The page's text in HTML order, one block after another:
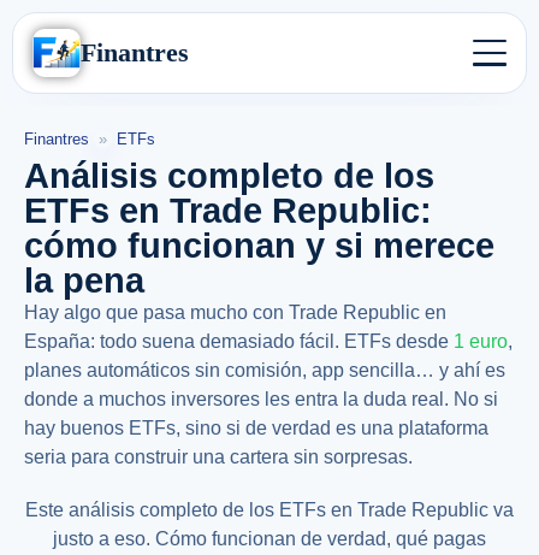
Finantres
Finantres » ETFs
Análisis completo de los
ETFs en Trade Republic:
cómo funcionan y si merece
la pena
Hay algo que pasa mucho con Trade Republic en
España: todo suena demasiado fácil. ETFs desde 1 euro,
planes automáticos sin comisión, app sencilla… y ahí es
donde a muchos inversores les entra la duda real. No si
hay buenos ETFs, sino si de verdad es una plataforma
seria para construir una cartera sin sorpresas.
Este análisis completo de los ETFs en Trade Republic va
justo a eso. Cómo funcionan de verdad, qué pagas